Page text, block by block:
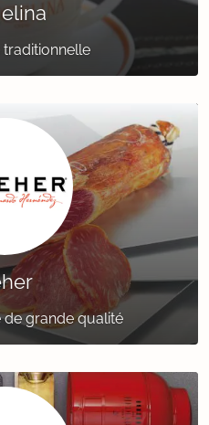
traditionnelle
grande qualité